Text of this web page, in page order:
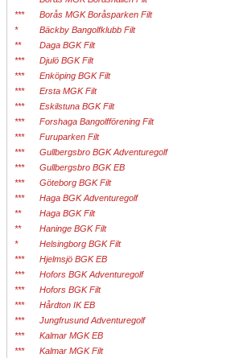
***
Borås MGK Boråsparken Filt
*
Bäckby Bangolfklubb Filt
**
Daga BGK Filt
***
Djulö BGK Filt
***
Enköping BGK Filt
***
Ersta MGK Filt
***
Eskilstuna BGK Filt
***
Forshaga Bangolfförening Filt
***
Furuparken Filt
***
Gullbergsbro BGK Adventuregolf
***
Gullbergsbro BGK EB
***
Göteborg BGK Filt
***
Haga BGK Adventuregolf
**
Haga BGK Filt
**
Haninge BGK Filt
*
Helsingborg BGK Filt
***
Hjelmsjö BGK EB
***
Hofors BGK Adventuregolf
***
Hofors BGK Filt
***
Hårdton IK EB
***
Jungfrusund Adventuregolf
***
Kalmar MGK EB
***
Kalmar MGK Filt